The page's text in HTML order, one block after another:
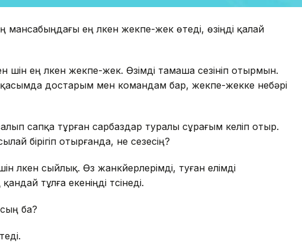
мансабыңдағы ең үлкен жекпе-жек өтеді, өзіңді қалай
ең үлкен жекпе-жек. Өзімді тамаша сезініп отырмын.
достарым мен командам бар, жекпе-жекке небәрі
сапқа тұрған сарбаздар туралы сұрағым келіп отыр.
бірігіп отырғанда, не сезесің?
үлкен сыйлық. Өз жанкүйерлерімді, туған елімді
тұлға екеніңді түсінеді.
ба?